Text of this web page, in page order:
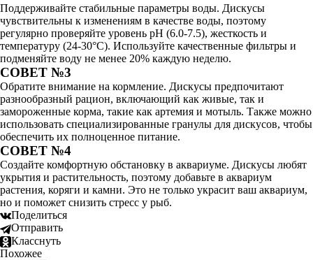
Поддерживайте стабильные параметры воды. Дискусы
чувствительны к изменениям в качестве воды, поэтому
регулярно проверяйте уровень pH (6.0-7.5), жесткость и
температуру (24-30°C). Используйте качественные фильтры и
подменяйте воду не менее 20% каждую неделю.
СОВЕТ №3
Обратите внимание на кормление. Дискусы предпочитают
разнообразный рацион, включающий как живые, так и
замороженные корма, такие как артемия и мотыль. Также можно
использовать специализированные гранулы для дискусов, чтобы
обеспечить их полноценное питание.
СОВЕТ №4
Создайте комфортную обстановку в аквариуме. Дискусы любят
укрытия и растительность, поэтому добавьте в аквариум
растения, коряги и камни. Это не только украсит ваш аквариум,
но и поможет снизить стресс у рыб.
Поделиться
Отправить
Класснуть
Похожее